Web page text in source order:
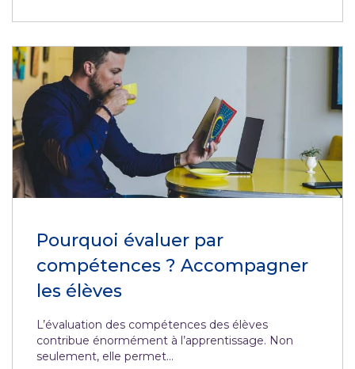
Pourquoi évaluer par
compétences ? Accompagner
les élèves
L’évaluation des compétences des élèves
contribue énormément à l’apprentissage. Non
seulement, elle permet...